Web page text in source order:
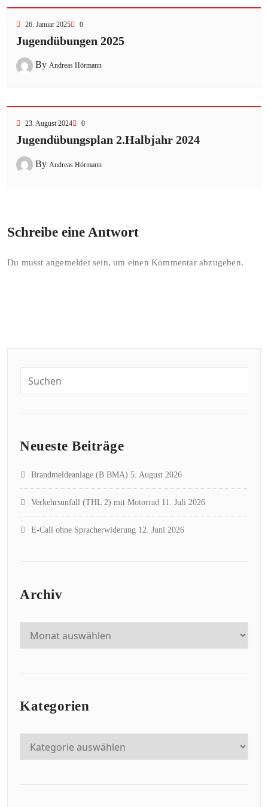
26. Januar 2025 0
Jugendübungen 2025
By Andreas Hörmann
23. August 2024 0
Jugendübungsplan 2.Halbjahr 2024
By Andreas Hörmann
Schreibe eine Antwort
Du musst angemeldetsein, um einen Kommentar abzugeben.
Neueste Beiträge
Brandmeldeanlage (B BMA) 5. August 2026
Verkehrsunfall (THL 2) mit Motorrad 11. Juli 2026
E-Call ohne Spracherwiderung 12. Juni 2026
Archiv
Kategorien